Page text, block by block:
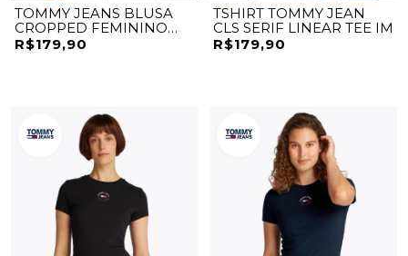
TOMMY JEANS BLUSA
CROPPED FEMININO
DW21723BR
R$179,90
TSHIRT TOMMY JEAN
CLS SERIF LINEAR TEE IM
R$179,90